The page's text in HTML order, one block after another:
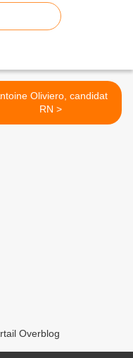
Oliviero, candidat
RN >
Overblog